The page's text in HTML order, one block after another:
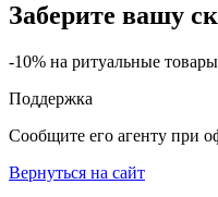
Заберите вашу
-10% на ритуальные
Поддержка
Сообщите его агенту при
Вернуться на сайт